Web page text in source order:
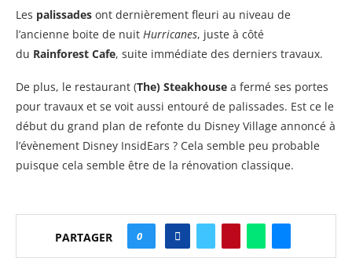
Les palissades ont dernièrement fleuri au niveau de
l’ancienne boite de nuit Hurricanes, juste à côté
du Rainforest Cafe, suite immédiate des derniers travaux.
De plus, le restaurant (The) Steakhouse a fermé ses portes
pour travaux et se voit aussi entouré de palissades. Est ce le
début du grand plan de refonte du Disney Village annoncé à
l’évènement Disney InsidEars ? Cela semble peu probable
puisque cela semble être de la rénovation classique.
PARTAGER 0